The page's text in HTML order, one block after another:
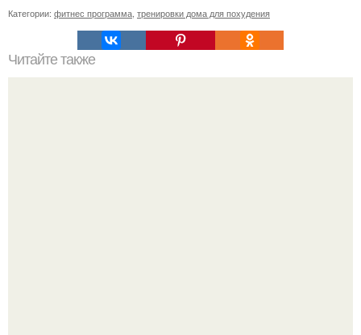
Категории: фитнес программа тренировки дома для похудения
Читайте также